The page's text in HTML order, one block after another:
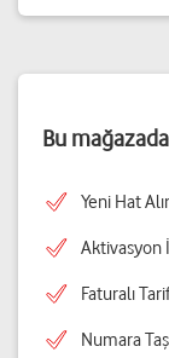
Bu
Yeni Hat
Aktivasyon
Faturalı
Numara